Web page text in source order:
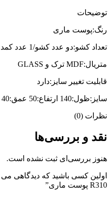
توضیحات
رنگ:پوست ماری
تعداد کشو:دو عدد کشو/1 عدد کمد آرام بند
متریال:MDF ترک و GLASS
قابلیت تغییر سایز:دارد
سایز:ظول:140 ارتفاع:50 عمق:40
نظرات (0)
نقد و بررسی‌ها
هنوز بررسی‌ای ثبت نشده است.
اولین کسی باشید که دیدگاهی
R310 پوست ماری”